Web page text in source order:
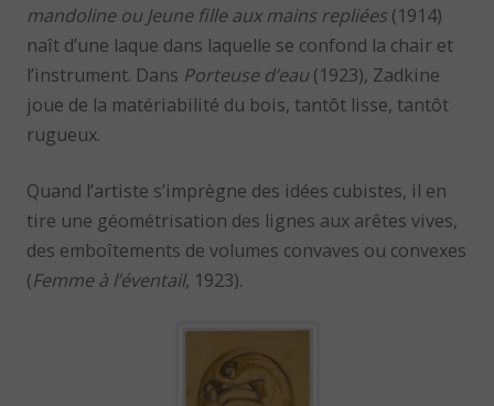
mandoline ou Jeune fille aux mains repliées (1914)
naît d’une laque dans laquelle se confond la chair et
l’instrument. Dans Porteuse d’eau (1923), Zadkine
joue de la matériabilité du bois, tantôt lisse, tantôt
rugueux.
Quand l’artiste s’imprègne des idées cubistes, il en
tire une géométrisation des lignes aux arêtes vives,
des emboîtements de volumes convaves ou convexes
(Femme à l’éventail, 1923).